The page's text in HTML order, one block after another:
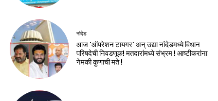
नांदेड
आज ‘ऑपरेशन टायगर’ अन् उद्या नांदेडमध्ये विधान
परिषदेची निवडणूक! मतदारांमध्ये संभ्रम ! आष्टीकरांना
नेमकी कुणाची मते !